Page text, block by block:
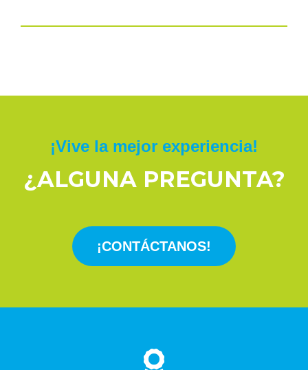
¡Vive la mejor experiencia!
¿ALGUNA PREGUNTA?
¡CONTÁCTANOS!